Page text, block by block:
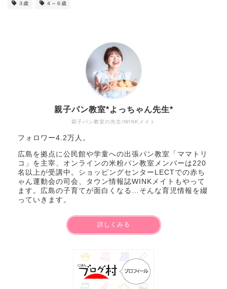
３歳 ４～６歳
親子パン教室の先生/WINKメイト
親子パン教室*よっちゃん先生*
フォロワー4.2万人。
広島を拠点に公民館や学童への出張パン教室「ママトリ
コ」を主宰、オンラインの米粉パン教室メンバーは220
名以上が受講中。ショッピングセンターLECTでの赤ち
ゃん運動会の司会、タウン情報誌WINKメイトもやって
ます。広島の子育てが面白くなる…そんな育児情報を綴
っていきます。
詳しくみる